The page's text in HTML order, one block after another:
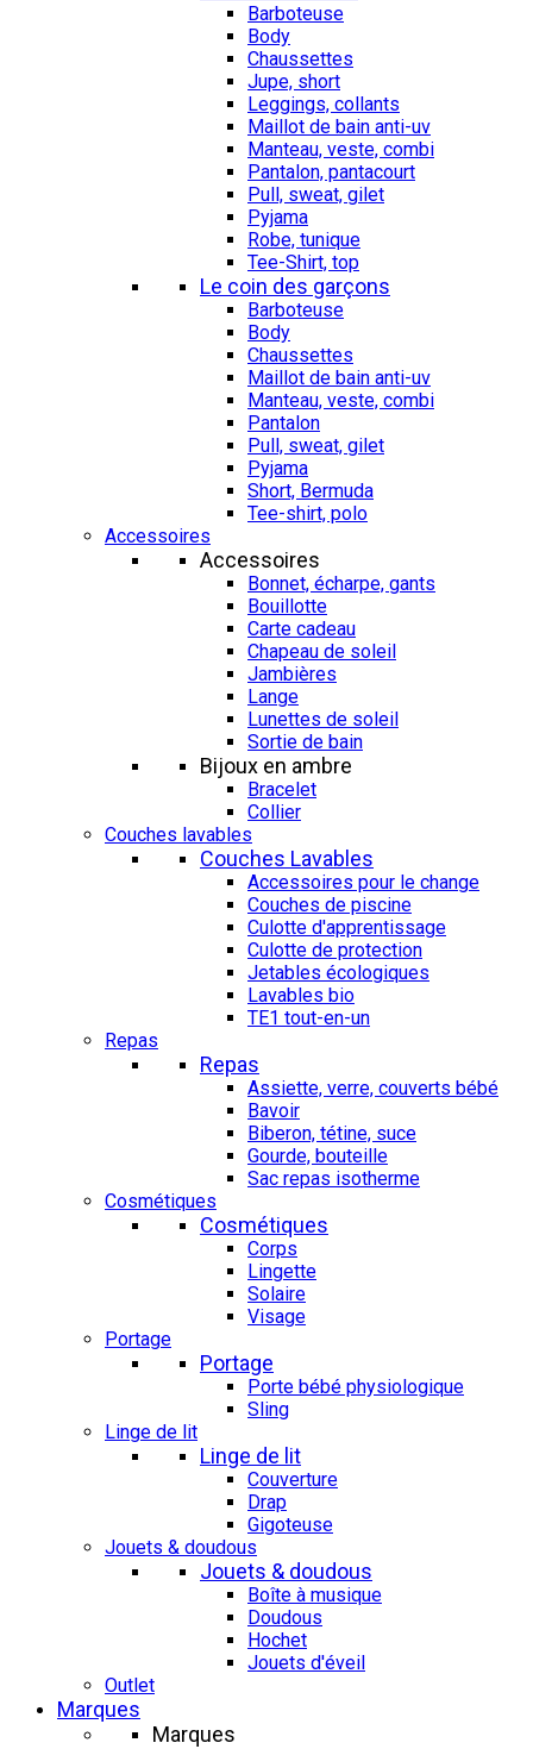
Barboteuse
Body
Chaussettes
Jupe, short
Leggings, collants
Maillot de bain anti-uv
Manteau, veste, combi
Pantalon, pantacourt
Pull, sweat, gilet
Pyjama
Robe, tunique
Tee-Shirt, top
Le coin des garçons
Barboteuse
Body
Chaussettes
Maillot de bain anti-uv
Manteau, veste, combi
Pantalon
Pull, sweat, gilet
Pyjama
Short, Bermuda
Tee-shirt, polo
Accessoires
Accessoires
Bonnet, écharpe, gants
Bouillotte
Carte cadeau
Chapeau de soleil
Jambières
Lange
Lunettes de soleil
Sortie de bain
Bijoux en ambre
Bracelet
Collier
Couches lavables
Couches Lavables
Accessoires pour le change
Couches de piscine
Culotte d'apprentissage
Culotte de protection
Jetables écologiques
Lavables bio
TE1 tout-en-un
Repas
Repas
Assiette, verre, couverts bébé
Bavoir
Biberon, tétine, suce
Gourde, bouteille
Sac repas isotherme
Cosmétiques
Cosmétiques
Corps
Lingette
Solaire
Visage
Portage
Portage
Porte bébé physiologique
Sling
Linge de lit
Linge de lit
Couverture
Drap
Gigoteuse
Jouets & doudous
Jouets & doudous
Boîte à musique
Doudous
Hochet
Jouets d'éveil
Outlet
Marques
Marques